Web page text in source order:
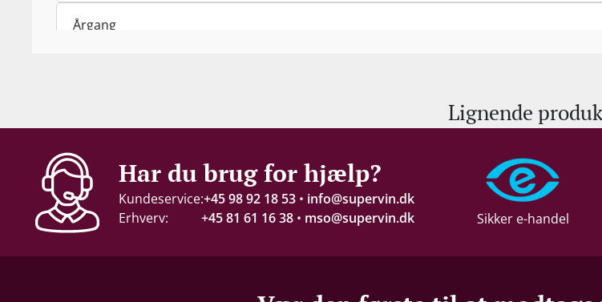
Årgang
Alkohol-%
12 %
Servering
Lignende
Har du brug for hjælp?
Kundeservice:+45 98 92 18 53 • info@supervin.dk
Erhverv:
+45 81 61 16 38 • mso@supervin.dk Sikker e-handel